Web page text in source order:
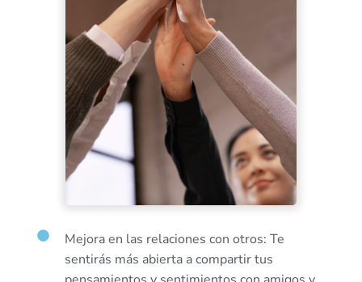
Mejora en las relaciones con otros: Te
sentirás más abierta a compartir tus